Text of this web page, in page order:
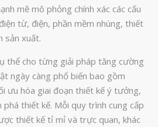
Dịch Vụ
Dịch Vụ In 3D
Dịch Vụ Quét 3D Cao Cấp & RE
Phân tích lực & Mô phỏng
3D_Altair
Dịch Vụ Kiểm Tra Chất Lượng
Mockup Buck
mẽ mô phỏng chính xác các cấu
từ, điện, phần mềm nhúng, thiết
sản xuất.
thể cho từng giải pháp tăng cường
ngày càng phổ biến bao gồm
ưu hóa giai đoạn thiết kế ý tưởng,
phá thiết kế. Mỗi quy trình cung cấp
thiết kế tỉ mỉ và trực quan, khác